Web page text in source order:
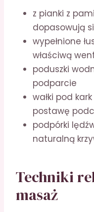
z pianki z
dopasowują
wypełnione
właściwą
poduszki
podparcie
wałki pod
postawę
podpórki
naturalną
Techniki
masaż